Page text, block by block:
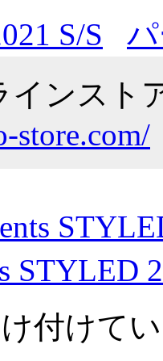
S/S
インスト
store.com/
STYLED
付けて